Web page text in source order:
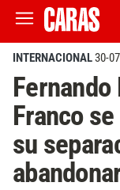
INTERNACIONAL30-
Franco
su